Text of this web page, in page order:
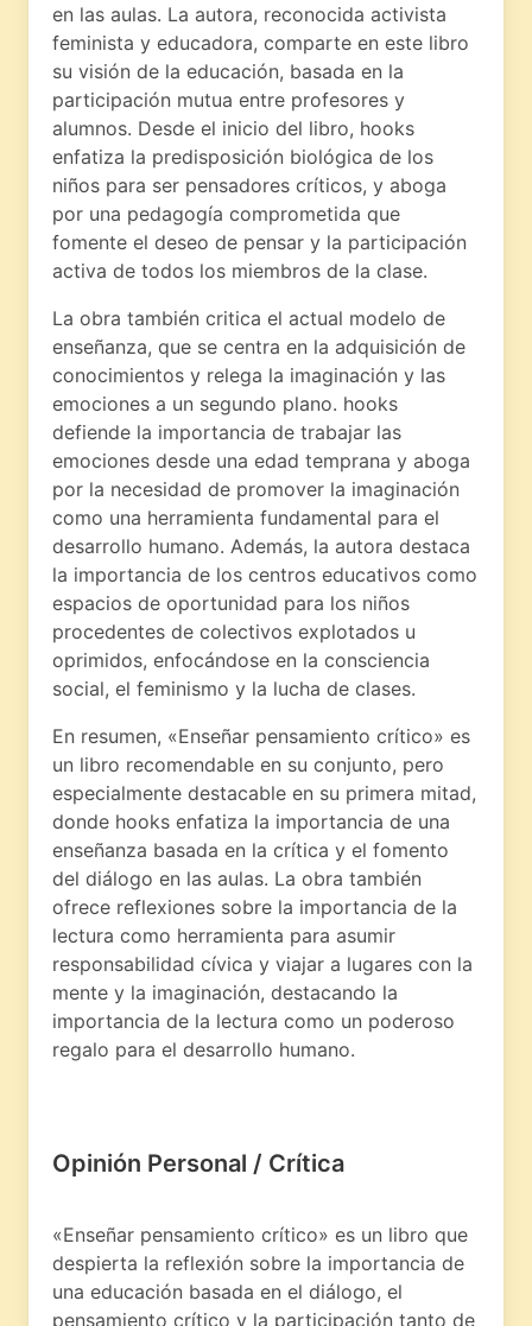
en las aulas. La autora, reconocida activista
feminista y educadora, comparte en este libro
su visión de la educación, basada en la
participación mutua entre profesores y
alumnos. Desde el inicio del libro, hooks
enfatiza la predisposición biológica de los
niños para ser pensadores críticos, y aboga
por una pedagogía comprometida que
fomente el deseo de pensar y la participación
activa de todos los miembros de la clase.
La obra también critica el actual modelo de
enseñanza, que se centra en la adquisición de
conocimientos y relega la imaginación y las
emociones a un segundo plano. hooks
defiende la importancia de trabajar las
emociones desde una edad temprana y aboga
por la necesidad de promover la imaginación
como una herramienta fundamental para el
desarrollo humano. Además, la autora destaca
la importancia de los centros educativos como
espacios de oportunidad para los niños
procedentes de colectivos explotados u
oprimidos, enfocándose en la consciencia
social, el feminismo y la lucha de clases.
En resumen, «Enseñar pensamiento crítico» es
un libro recomendable en su conjunto, pero
especialmente destacable en su primera mitad,
donde hooks enfatiza la importancia de una
enseñanza basada en la crítica y el fomento
del diálogo en las aulas. La obra también
ofrece reflexiones sobre la importancia de la
lectura como herramienta para asumir
responsabilidad cívica y viajar a lugares con la
mente y la imaginación, destacando la
importancia de la lectura como un poderoso
regalo para el desarrollo humano.
Opinión Personal / Crítica
«Enseñar pensamiento crítico» es un libro que
despierta la reflexión sobre la importancia de
una educación basada en el diálogo, el
pensamiento crítico y la participación tanto de